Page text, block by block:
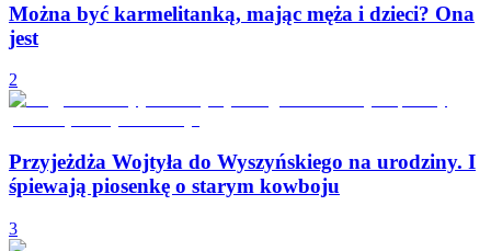
Można być karmelitanką, mając męża i dzieci? Ona
jest
2
Przyjeżdża Wojtyła do Wyszyńskiego na urodziny. I
śpiewają piosenkę o starym kowboju
3